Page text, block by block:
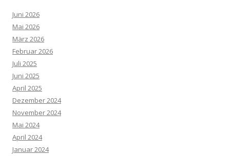
Juni 2026
Mai 2026
März 2026
Februar 2026
Juli 2025
Juni 2025
April 2025
Dezember 2024
November 2024
Mai 2024
April 2024
Januar 2024